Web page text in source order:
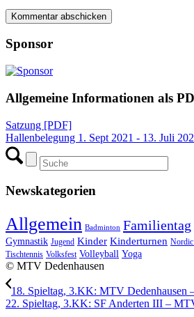
Sponsor
Allgemeine Informationen als
Satzung [PDF]
Hallenbelegung 1. Sept 2021 - 13. Juli
Newskategorien
Allgemein Badminton Familientag
Gymnastik Jugend Kinder Kinderturnen
Tischtennis Volksfest Volleyball Yoga
© MTV Dedenhausen
18. Spieltag, 3.KK: MTV Dedenhausen
22. Spieltag, 3.KK: SF Anderten III –